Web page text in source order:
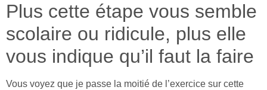
Plus cette étape vous semble
scolaire ou ridicule, plus elle
vous indique qu’il faut la faire
Vous voyez que je passe la moitié de l’exercice sur cette